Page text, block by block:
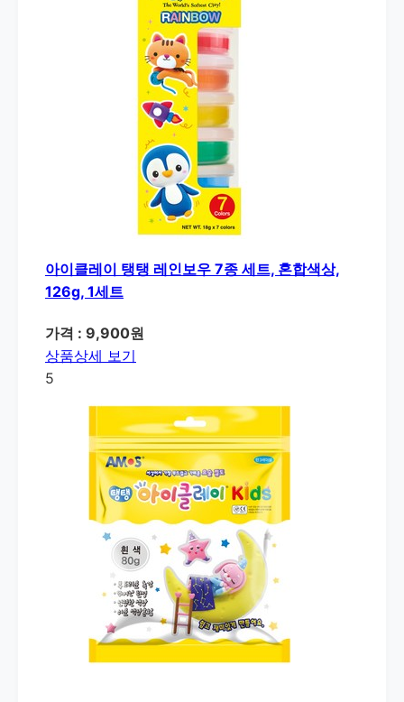
아이클레이 탱탱 레인보우 7종 세트, 혼합색상,
126g, 1세트
가격 : 9,900원
상품상세 보기
5